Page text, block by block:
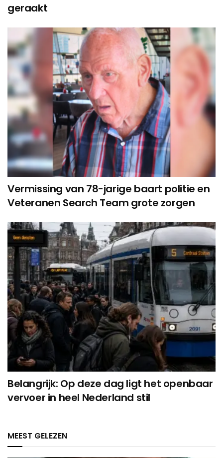
geraakt
Vermissing van 78-jarige baart politie en
Veteranen Search Team grote zorgen
Belangrijk: Op deze dag ligt het openbaar
vervoer in heel Nederland stil
MEEST GELEZEN